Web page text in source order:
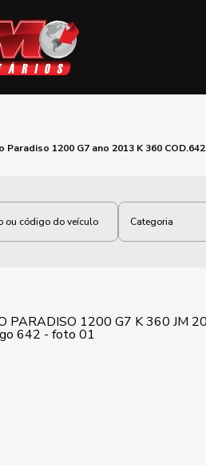
Paradiso 1200 G7 ano 2013 K 360 COD.642